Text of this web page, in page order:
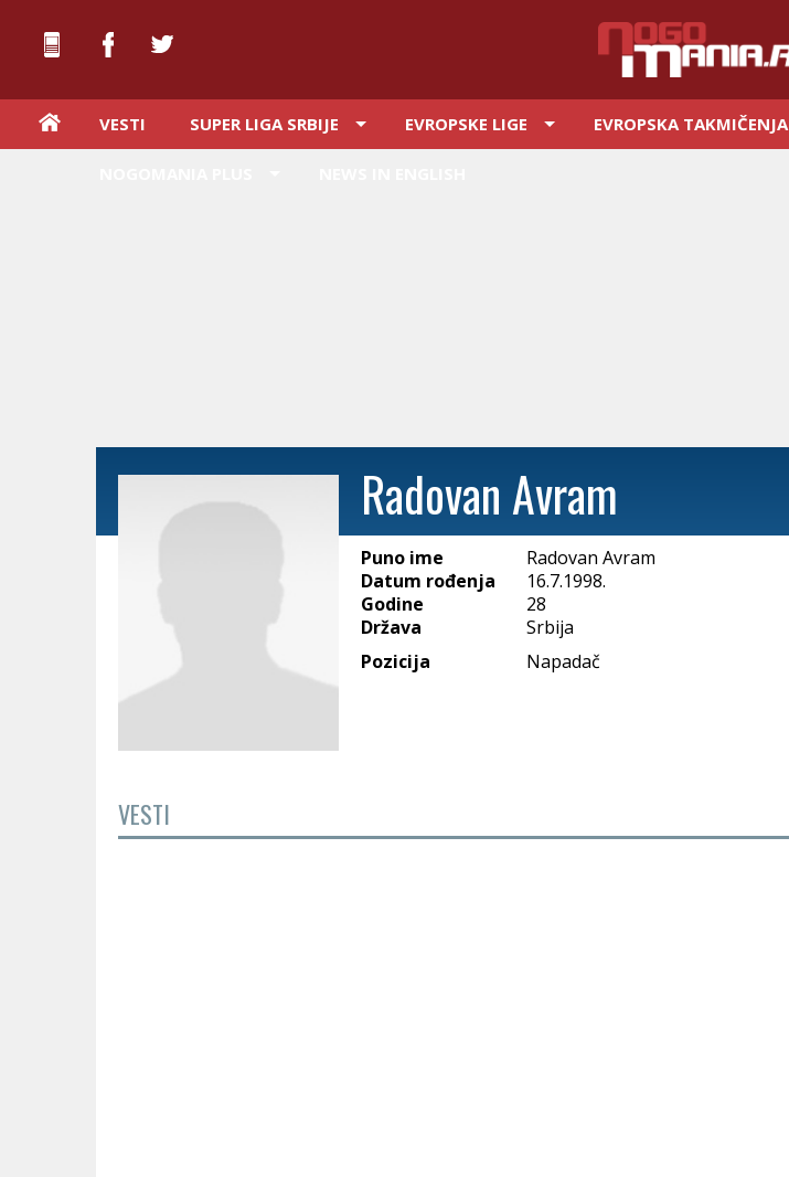
VESTI SUPER LIGA SRBIJE EVROPSKE LIGE EVROPSKA TAKMIČENJA
Radovan Avram
Puno ime
Radovan Avram
Datum rođenja
16.7.1998.
Godine
28
Država
Srbija
Pozicija
Napadač
VESTI